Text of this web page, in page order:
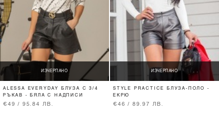
ИЗЧЕРПАНО
ALESSA EVERYDAY БЛУЗА С 3/4
РЪКАВ - БЯЛА С НАДПИСИ
€49 / 95.84 ЛВ.
ИЗЧЕРПАНО
STYLE PRACTICE БЛУЗА-ПОЛО -
ЕКРЮ
€46 / 89.97 ЛВ.